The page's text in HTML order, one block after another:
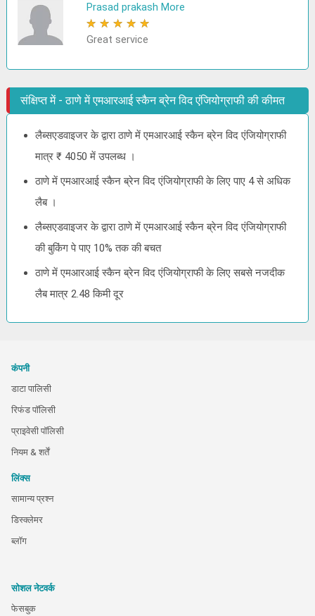
Prasad prakash More
★ ★ ★ ★ ★
Great service
संक्षिप्त में - ठाणे में एमआरआई स्कैन ब्रेन विद एंजियोग्राफी की कीमत
लैब्सएडवाइजर के द्वारा ठाणे में एमआरआई स्कैन ब्रेन विद एंजियोग्राफी
मात्र ₹ 4050 में उपलब्ध ।
ठाणे में एमआरआई स्कैन ब्रेन विद एंजियोग्राफी के लिए पाए 4 से अधिक
लैब ।
लैब्सएडवाइजर के द्वारा ठाणे में एमआरआई स्कैन ब्रेन विद एंजियोग्राफी
की बुकिंग पे पाए 10% तक की बचत
ठाणे में एमआरआई स्कैन ब्रेन विद एंजियोग्राफी के लिए सबसे नजदीक
लैब मात्र 2.48 किमी दूर
कंपनी
डाटा पालिसी
रिफंड पॉलिसी
प्राइवेसी पॉलिसी
नियम & शर्तें
लिंक्स
सामान्य प्रश्न
डिस्क्लेमर
ब्लॉग
सोशल नेटवर्क
फेसबुक